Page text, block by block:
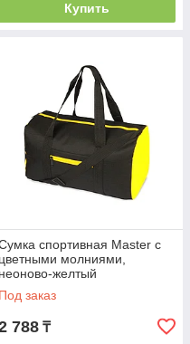
Купить
спортивная Master с
цветными молниями,
неоново-желтый
Под заказ
788 ₸